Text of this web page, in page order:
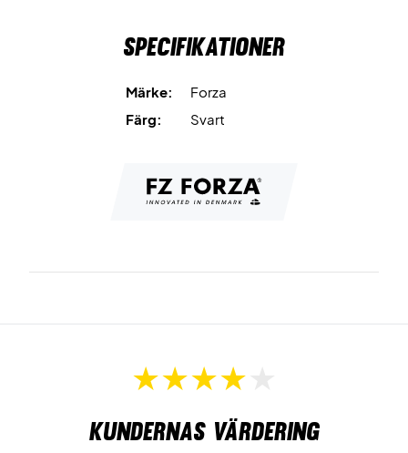
Specifikationer
Märke:
Forza
Färg:
Svart
Kundernas värdering